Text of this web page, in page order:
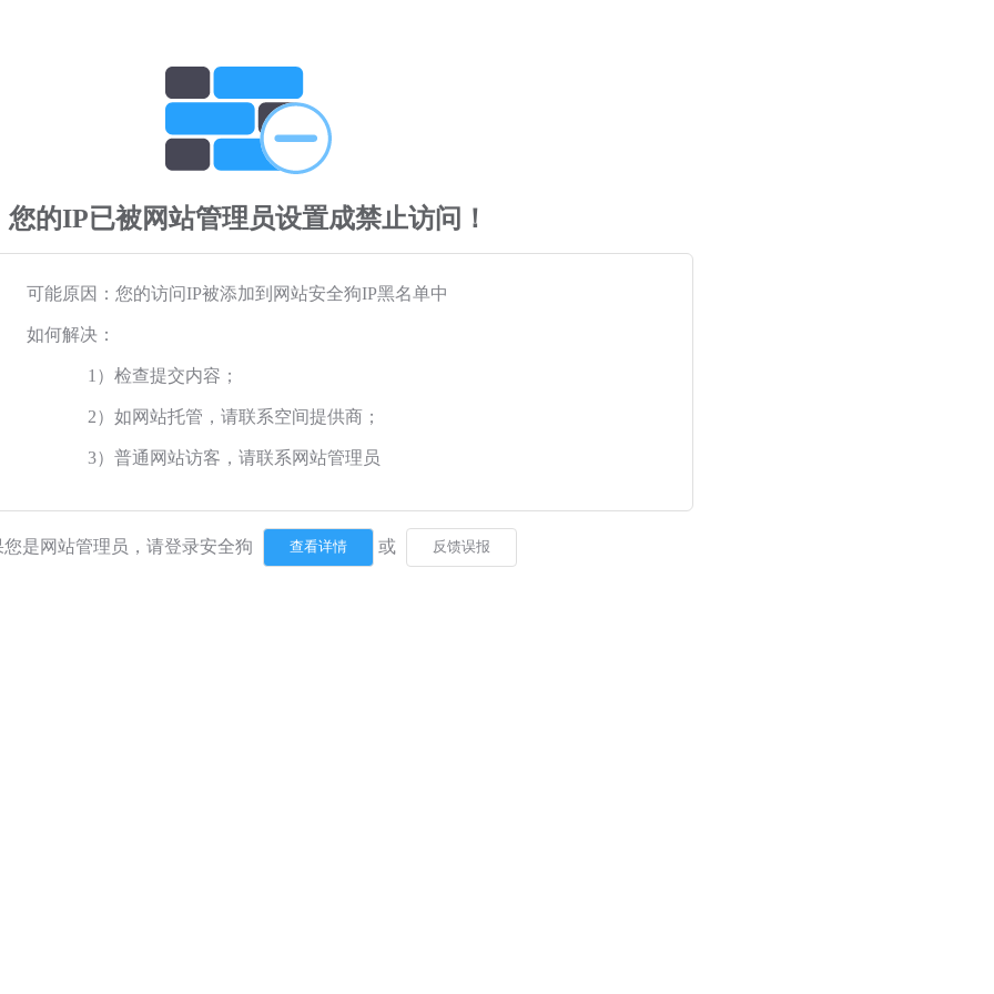
您的IP已被网站管理员设置成禁止访问！
可能原因：您的访问IP被添加到网站安全狗IP黑名单中
如何解决：
1）检查提交内容；
2）如网站托管，请联系空间提供商；
3）普通网站访客，请联系网站管理员
您是网站管理员，请登录安全狗 或